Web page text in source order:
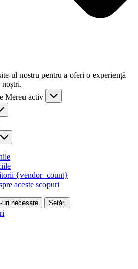
ul nostru pentru a oferi o experiență
Mereu activ
{vendor_count}
aceste scopuri
uri necesare
Setări